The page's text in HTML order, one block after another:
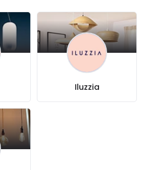
Iluzzia